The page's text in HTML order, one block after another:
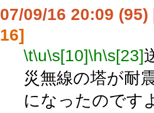
07/09/16 20:09 (95)
16]
\t\u\s[10]\h\s[23]
災無線の塔が耐
になったのです